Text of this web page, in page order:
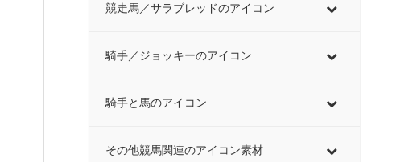
競走馬／サラブレッドのアイコン
騎手／ジョッキーのアイコン
騎手と馬のアイコン
その他競馬関連のアイコン素材